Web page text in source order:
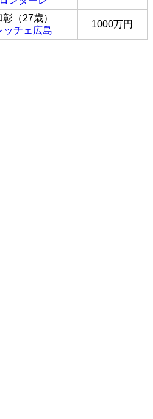
（27歳）
ッチェ広島
1000万円